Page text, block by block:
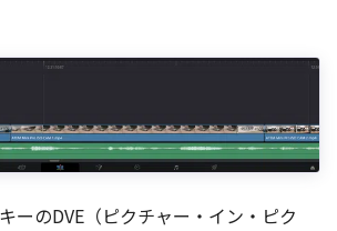
ーのDVE（ピクチャー・イン・ピク